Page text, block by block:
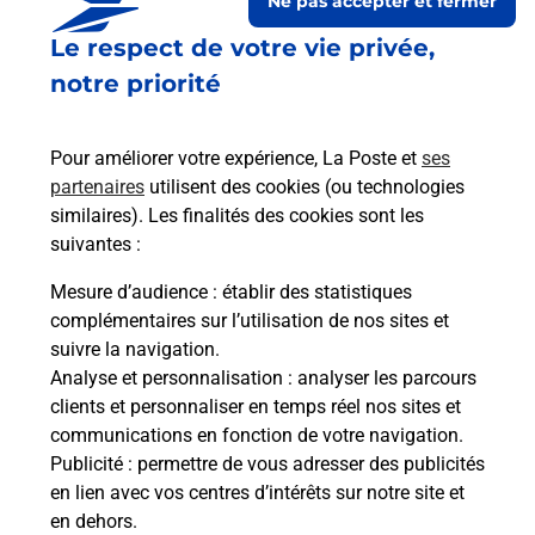
Le respect de votre vie privée,
notre priorité
Pour améliorer votre expérience, La Poste et ses
partenaires utilisent des cookies (ou technologies
similaires). Les finalités des cookies sont les
suivantes :
Mesure d’audience : établir des statistiques
complémentaires sur l’utilisation de nos sites et
suivre la navigation.
Analyse et personnalisation : analyser les parcours
clients et personnaliser en temps réel nos sites et
communications en fonction de votre navigation.
Publicité : permettre de vous adresser des publicités
en lien avec vos centres d’intérêts sur notre site et
en dehors.
Prochaine collecte du courrierlundià 08h30
35 Grande Rue
70000 Raze
Itinéraire
Le lien s'ouvre dans un nouvel onglet